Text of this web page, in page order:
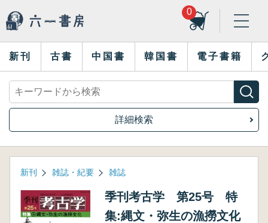
0
新刊 古書 中国書 韓国書 電子書籍
詳細検索
新刊 雑誌・紀要 雑誌
季刊考古学 第25号 特
集:縄文・弥生の漁撈文化